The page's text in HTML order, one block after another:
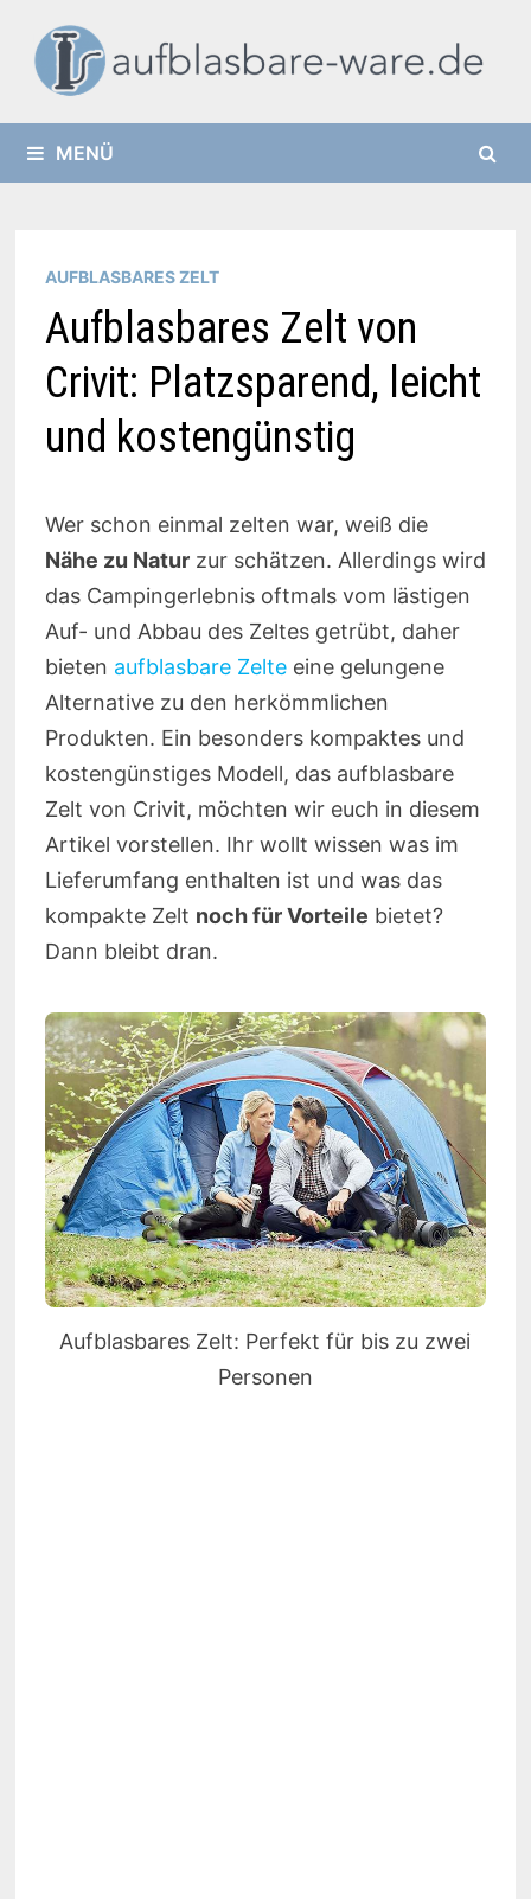
zum
Inhalt
MENÜ
AUFBLASBARES ZELT
Aufblasbares Zelt von
Crivit: Platzsparend, leicht
und kostengünstig
Wer schon einmal zelten war, weiß die
Nähe zu Naturzur schätzen. Allerdings wird
das Campingerlebnis oftmals vom lästigen
Auf- und Abbau des Zeltes getrübt, daher
bieten aufblasbare Zelteeine gelungene
Alternative zu den herkömmlichen
Produkten. Ein besonders kompaktes und
kostengünstiges Modell, das aufblasbare
Zelt von Crivit, möchten wir euch in diesem
Artikel vorstellen. Ihr wollt wissen was im
Lieferumfang enthalten ist und was das
kompakte Zelt noch für Vorteile bietet?
Dann bleibt dran.
Aufblasbares Zelt: Perfekt für bis zu zwei
Personen